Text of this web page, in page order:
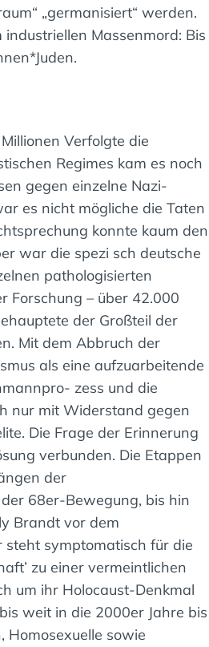
„germanisiert“ werden.
Massenmord: Bis
Verfolgte die
Regimes kam es noch
gegen einzelne Nazi-
es nicht mögliche die Taten
konnte kaum den
war die spezi sch deutsche
pathologisierten
Forschung – über 42.000
der Großteil der
Mit dem Abbruch der
als eine aufzuarbeitende
zess und die
nur mit Widerstand gegen
Die Frage der Erinnerung
verbunden. Die Etappen
der
68er-Bewegung, bis hin
Brandt vor dem
steht symptomatisch für die
zu einer vermeintlichen
um ihr Holocaust-Denkmal
weit in die 2000er Jahre bis
sowie